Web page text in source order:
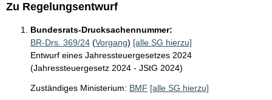
Zu Regelungsentwurf
Bundesrats-Drucksachennummer:
BR-Drs. 369/24 (Vorgang) [alle SG hierzu]
Entwurf eines Jahressteuergesetzes 2024
(Jahressteuergesetz 2024 - JStG 2024)
Zuständiges Ministerium: BMF [alle SG hierzu]